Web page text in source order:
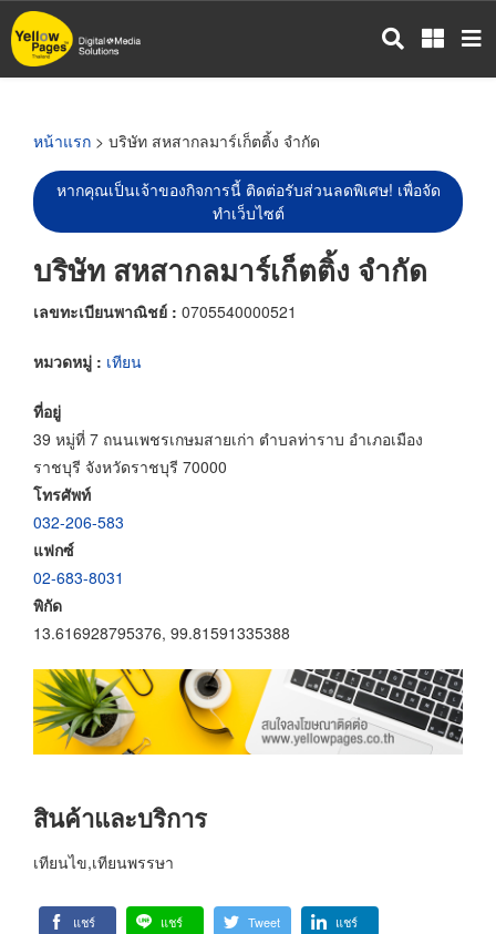
ข้าม
ไป
หน้าแรก > บริษัท สหสากลมาร์เก็ตติ้ง จำกัด
หากคุณเป็นเจ้าของกิจการนี้ ติดต่อรับส่วนลดพิเศษ! เพื่อจัด
ทำเว็บไซต์
บริษัท สหสากลมาร์เก็ตติ้ง จำกัด
เลขทะเบียนพาณิชย์ : 0705540000521
หมวดหมู่ : เทียน
ที่อยู่
39 หมู่ที่ 7 ถนนเพชรเกษมสายเก่า ตำบลท่าราบ อำเภอเมือง
ราชบุรี จังหวัดราชบุรี 70000
โทรศัพท์
032-206-583
แฟกซ์
02-683-8031
พิกัด
13.616928795376, 99.81591335388
สินค้าและบริการ
เทียนไข,เทียนพรรษา
แชร์ แชร์ Tweet แชร์